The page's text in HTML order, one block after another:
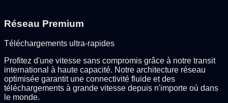
Réseau Premium
Téléchargements ultra-rapides
Profitez d'une vitesse sans compromis grâce à notre transit
international à haute capacité. Notre architecture réseau
optimisée garantit une connectivité fluide et des
téléchargements à grande vitesse depuis n'importe où dans
le monde.